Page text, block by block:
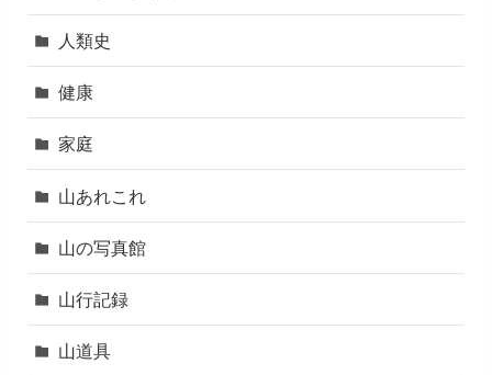
人類史
健康
家庭
山あれこれ
山の写真館
山行記録
山道具